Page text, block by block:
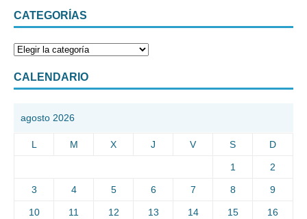
CATEGORÍAS
CALENDARIO
agosto 2026
L M X J V S D
1 2
3 4 5 6 7 8 9
10 11 12 13 14 15 16